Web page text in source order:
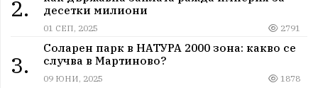
2.
десетки милиони
01 СЕП, 2025 2791
3.
Соларен парк в НАТУРА 2000 зона: какво се
случва в Мартиново?
09 ЮНИ, 2025 1878